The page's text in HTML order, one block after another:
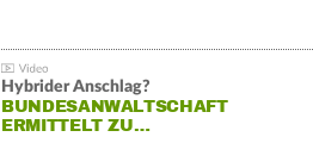
Hybrider Anschlag?
BUNDESANWALTSCHAFT
ERMITTELT ZU…